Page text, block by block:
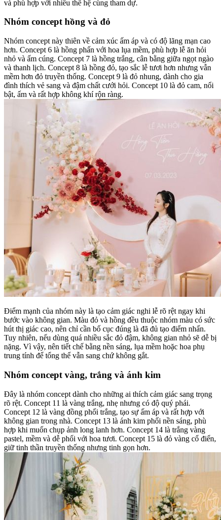
và phù hợp với nhiều thế hệ cùng tham dự.
Nhóm concept hồng và đỏ
Nhóm concept này thiên về cảm xúc ấm áp và có độ lãng mạn cao
hơn. Concept 6 là hồng phấn với hoa lụa mềm, phù hợp lễ ăn hỏi
nhỏ và ấm cúng. Concept 7 là hồng trắng, cân bằng giữa ngọt ngào
và thanh lịch. Concept 8 là hồng đỏ, tạo sắc lễ tươi hơn nhưng vẫn
mềm hơn đỏ truyền thống. Concept 9 là đỏ nhung, dành cho gia
đình thích vẻ sang và đậm chất cưới hỏi. Concept 10 là đỏ cam, nổi
bật, ấm và rất hợp không khí rộn ràng.
Điểm mạnh của nhóm này là tạo cảm giác nghi lễ rõ rệt ngay khi
bước vào không gian. Màu đỏ và hồng đều thuộc nhóm màu có sức
hút thị giác cao, nên chỉ cần bố cục đúng là đã đủ tạo điểm nhấn.
Tuy nhiên, nếu dùng quá nhiều sắc đỏ đậm, không gian nhỏ sẽ dễ bị
nặng. Vì vậy, nên tiết chế bằng nền sáng, lụa mềm hoặc hoa phụ
trung tính để tổng thể vẫn sang chứ không gắt.
Nhóm concept vàng, trắng và ánh kim
Đây là nhóm concept dành cho những ai thích cảm giác sang trọng
rõ rệt. Concept 11 là vàng trắng, nhẹ nhưng có độ quý phái.
Concept 12 là vàng đồng phối trắng, tạo sự ấm áp và rất hợp với
không gian trong nhà. Concept 13 là ánh kim phối nền sáng, phù
hợp khi muốn chụp ảnh long lanh hơn. Concept 14 là trắng vàng
pastel, mềm và dễ phối với hoa tươi. Concept 15 là đỏ vàng cổ điển,
giữ tinh thần truyền thống nhưng tinh gọn hơn.